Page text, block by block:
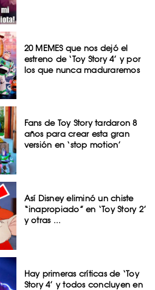
20 MEMES que nos dejó el
estreno de ‘Toy Story 4’ y por
los que nunca maduraremos
Fans de Toy Story tardaron 8
años para crear esta gran
versión en ‘stop motion’
Así Disney eliminó un chiste
“inapropiado” en ‘Toy Story 2’
y otras ...
Hay primeras críticas de ‘Toy
Story 4’ y todos concluyen en